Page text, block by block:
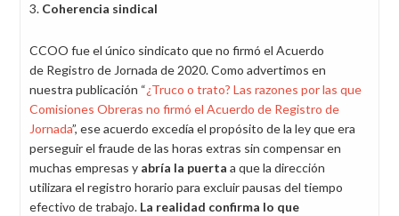
3. Coherencia sindical
CCOO fue el único sindicato que no firmó el Acuerdo
de Registro de Jornada de 2020. Como advertimos en
nuestra publicación “¿Truco o trato? Las razones por las que
Comisiones Obreras no firmó el Acuerdo de Registro de
Jornada”, ese acuerdo excedía el propósito de la ley que era
perseguir el fraude de las horas extras sin compensar en
muchas empresas y abría la puerta a que la dirección
utilizara el registro horario para excluir pausas del tiempo
efectivo de trabajo. La realidad confirma lo que